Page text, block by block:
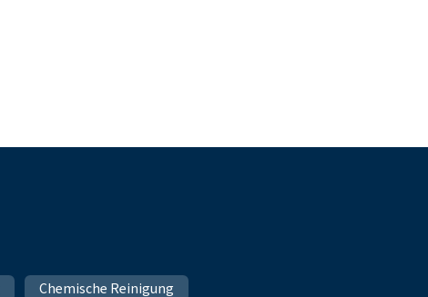
Chemische Reinigung